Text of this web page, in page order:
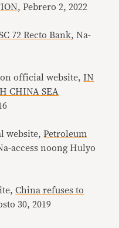
, Pebrero 2, 2022
72 Recto Bank, Na-
official website,IN
CHINA SEA
website,Petroleum
access noong Hulyo
China refuses to
30, 2019